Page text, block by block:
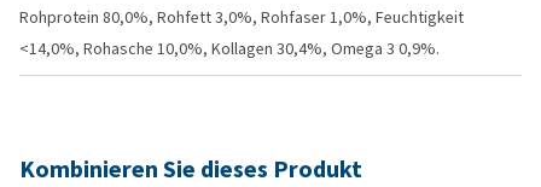
Rohprotein 80,0%, Rohfett 3,0%, Rohfaser 1,0%, Feuchtigkeit
<14,0%, Rohasche 10,0%, Kollagen 30,4%, Omega 3 0,9%.
Kombinieren Sie dieses Produkt